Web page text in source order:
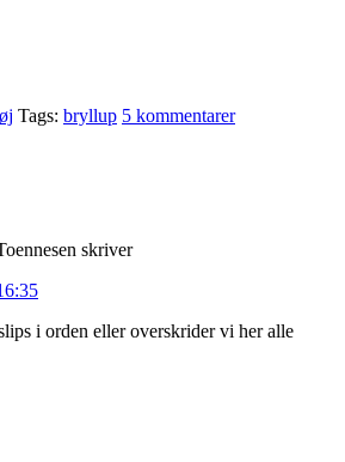
Tags: bryllup 5 kommentarer
skriver
i orden eller overskrider vi her alle